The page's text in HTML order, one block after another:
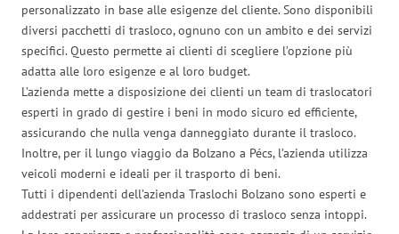
personalizzato in base alle esigenze del cliente. Sono disponibili
diversi pacchetti di trasloco, ognuno con un ambito e dei servizi
specifici. Questo permette ai clienti di scegliere l’opzione più
adatta alle loro esigenze e al loro budget.
L’azienda mette a disposizione dei clienti un team di traslocatori
esperti in grado di gestire i beni in modo sicuro ed efficiente,
assicurando che nulla venga danneggiato durante il trasloco.
Inoltre, per il lungo viaggio da Bolzano a Pécs, l’azienda utilizza
veicoli moderni e ideali per il trasporto di beni.
Tutti i dipendenti dell’azienda Traslochi Bolzano sono esperti e
addestrati per assicurare un processo di trasloco senza intoppi.